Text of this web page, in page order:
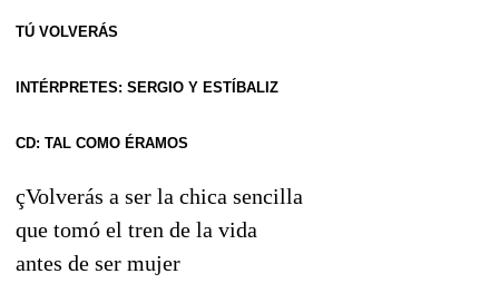
TÚ VOLVERÁS
INTÉRPRETES: SERGIO Y ESTÍBALIZ
CD: TAL COMO ÉRAMOS
çVolverás a ser la chica sencilla
que tomó el tren de la vida
antes de ser mujer